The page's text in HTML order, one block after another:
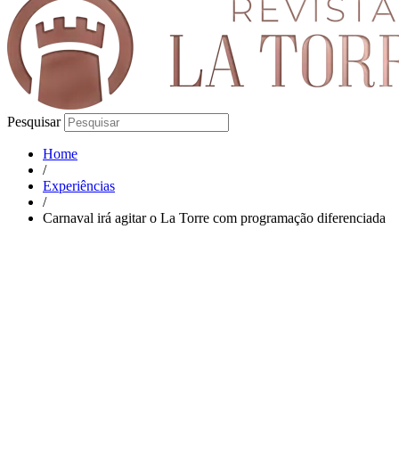
Pesquisar
Home
/
Experiências
/
Carnaval irá agitar o La Torre com programação diferenciada